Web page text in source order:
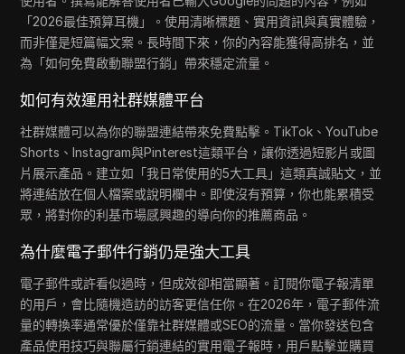
「2026最佳預算耳機」。使用清晰標題、實用資訊與真實體驗，
而非僅是短篇幅文案。長時間下來，你的內容能獲得高排名，並
為「如何免費啟動聯盟行銷」帶來穩定流量。
如何有效運用社群媒體平台
社群媒體可以為你的聯盟連結帶來免費點擊。TikTok、YouTube
Shorts、Instagram與Pinterest這類平台，讓你透過短影片或圖
片展示產品。建立如「我日常使用的5大工具」這類真誠貼文，並
將連結放在個人檔案或說明欄中。即使沒有預算，你也能累積受
眾，將對你的利基市場感興趣的導向你的推薦商品。
為什麼電子郵件行銷仍是強大工具
電子郵件或許看似過時，但成效卻相當顯著。訂閱你電子報清單
的用戶，會比隨機造訪的訪客更信任你。在2026年，電子郵件流
量的轉換率通常優於僅靠社群媒體或SEO的流量。當你發送包含
產品使用技巧與聯屬行銷連結的實用電子報時，用戶點擊並購買